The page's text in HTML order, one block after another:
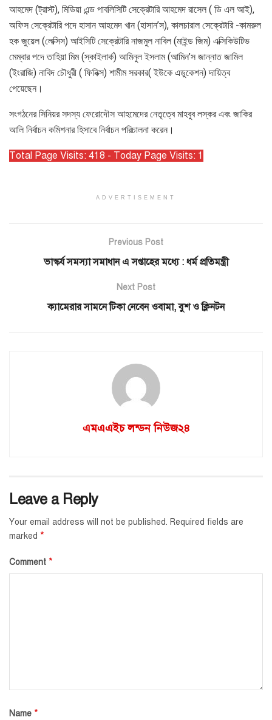
আহমেদ (ট্রাস্ট), মিডিয়া এন্ড পাবলিসিটি সেক্রেটারি আহমেদ রাসেল ( ডি এল আই),
অফিস সেক্রেটারি পদে হাসান আহমেদ খান (হাসান’স), কালচারাল সেক্রেটারি -কামরুল
হক জুয়েল (লেক্সিস) আইসিটি সেক্রেটারি নাজমুল নাবিল (মাইন্ড জিম) এক্সিকিউটিভ
মেম্বার পদে তাহিয়া মিম (স্কাইলার্ক) আমিনুল ইসলাম (আমিন’স জান্নাত জামিল
(ইংরাজি) নাবিদ চৌধুরী ( ফিনিক্স) শামীম সরকার( ইউকে এডুকেশন) দায়িত্ব
পেয়েছেন।
সংগঠনের সিনিয়র সদস্য ফেরোদৌস আহমেদের নেতৃত্বে মাহবুব লস্কর এবং জাকির
আলি নির্বাচন কমিশনার হিসাবে নির্বাচন পরিচালনা করেন।
Total Page Visits: 418 - Today Page Visits: 1
ADVERTISEMENT
Previous Post
ভাস্কর্য সমস্যা সমাধান এ সপ্তাহের মধ্যে : ধর্ম প্রতিমন্ত্রী
Next Post
ক্যামেরার সামনে টিকা নেবেন ওবামা, বুশ ও ক্লিনটন
এমএএইচ লন্ডন নিউজ২৪
Leave a Reply
Your email address will not be published. Required fields are
marked *
Comment *
Name *